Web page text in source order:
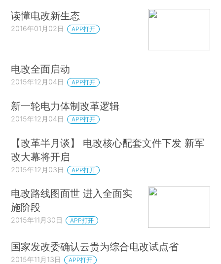
读懂电改新生态
2016年01月02日 APP打开
电改全面启动
2015年12月04日 APP打开
新一轮电力体制改革逻辑
2015年12月04日 APP打开
【改革半月谈】 电改核心配套文件下发 新军
改大幕将开启
2015年12月03日 APP打开
电改路线图面世 进入全面实
施阶段
2015年11月30日 APP打开
国家发改委确认云贵为综合电改试点省
2015年11月13日 APP打开